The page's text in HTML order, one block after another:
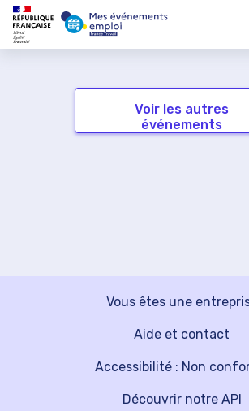
Voir les autres
événements
Vous êtes une
Découvrir notre API
Aide et contact
Accessibilité : Non